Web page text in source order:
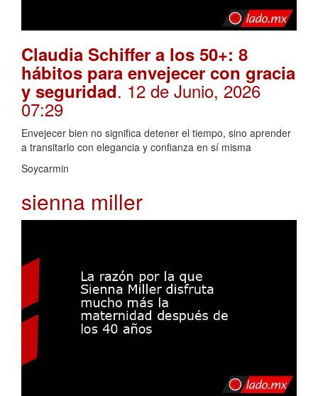
Claudia Schiffer a los 50+: 8
hábitos para envejecer con gracia
y seguridad. 12 de Junio, 2026
07:29
Envejecer bien no significa detener el tiempo, sino aprender
a transitarlo con elegancia y confianza en sí misma
Soycarmin
sienna miller